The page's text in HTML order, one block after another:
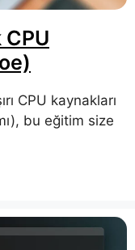
CPU kaynakları
bu eğitim size